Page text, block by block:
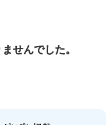
せんでした。